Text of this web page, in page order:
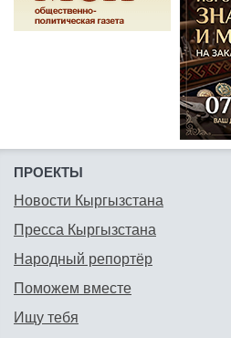
ПРОЕКТЫ
Новости Кыргызстана
Пресса Кыргызстана
Народный репортёр
Поможем вместе
Ищу тебя